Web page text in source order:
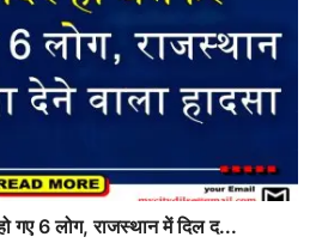
गए 6 लोग, राजस्थान में दिल द...